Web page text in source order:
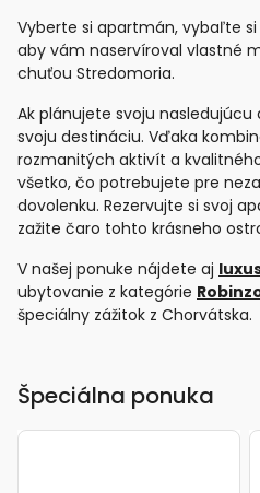
Vyberte si apartmán, vybaľte
aby vám naservíroval vlastné
chuťou Stredomoria.
Ak plánujete svoju nasledujúcu
svoju destináciu. Vďaka
rozmanitých aktivít a
všetko, čo potrebujete pre
dovolenku. Rezervujte si svoj
zažite čaro tohto krásneho
V našej ponuke nájdete aj
ubytovanie z kategórie
špeciálny zážitok z Chorvátska.
Špeciálna ponuka